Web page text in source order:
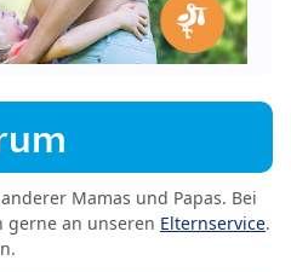
Mamas und Papas. Bei
gerne an unseren Elternservice.